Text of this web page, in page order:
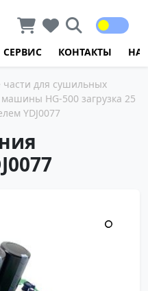
СЕРВИС КОНТАКТЫ
части для сушильных
HG-500 загрузка 25
YDJ0077